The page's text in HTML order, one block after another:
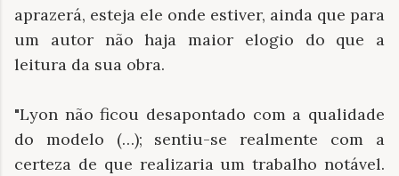
aprazerá, esteja ele onde estiver, ainda que para
um autor não haja maior elogio do que a
leitura da sua obra.
"Lyon não ficou desapontado com a qualidade
do modelo (…); sentiu-se realmente com a
certeza de que realizaria um trabalho notável.